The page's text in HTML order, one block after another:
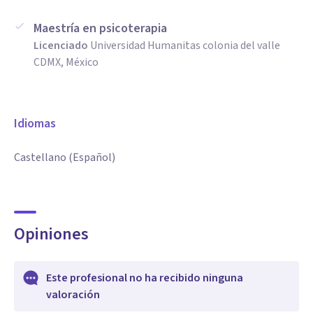
Maestría en psicoterapia
Licenciado Universidad Humanitas colonia del valle
CDMX, México
Idiomas
Castellano (Español)
Opiniones
Este profesional no ha recibido ninguna
valoración